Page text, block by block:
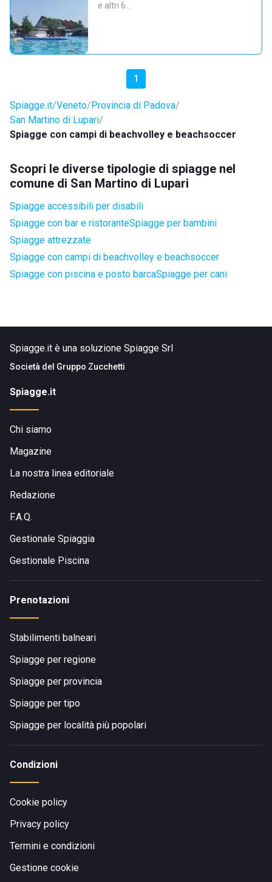
e altri 6…
1
Spiagge.it Veneto Provincia di Padova
San Martino di Lupari
Spiagge con campi di beachvolley e beachsoccer
Scopri le diverse tipologie di spiagge nel
comune di San Martino di Lupari
Spiagge accessibili per disabili
Spiagge con bar e ristoranteSpiagge per bambini
Spiagge attrezzate
Spiagge con campi di beachvolley e beachsoccer
Spiagge con piscina e posto barcaSpiagge per cani
Spiagge.it è una soluzione Spiagge Srl
Società del Gruppo Zucchetti
Spiagge.it
Chi siamo
Magazine
La nostra linea editoriale
Redazione
F.A.Q.
Gestionale Spiaggia
Gestionale Piscina
Prenotazioni
Stabilimenti balneari
Spiagge per regione
Spiagge per provincia
Spiagge per tipo
Spiagge per località più popolari
Condizioni
Cookie policy
Privacy policy
Termini e condizioni
Gestione cookie